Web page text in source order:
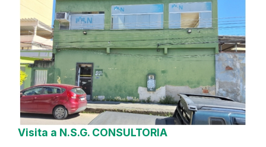
Visita a N.S.G. CONSULTORIA